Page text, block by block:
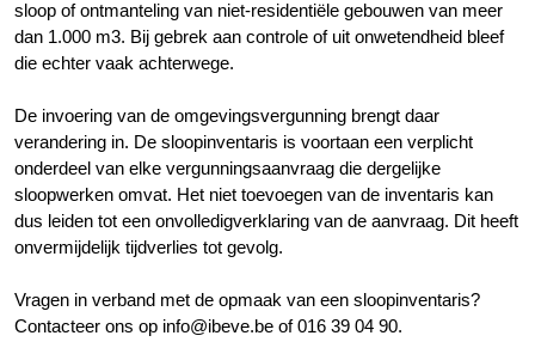
sloop of ontmanteling van niet-residentiële gebouwen van meer
dan 1.000 m3. Bij gebrek aan controle of uit onwetendheid bleef
die echter vaak achterwege.
De invoering van de omgevingsvergunning brengt daar
verandering in. De sloopinventaris is voortaan een verplicht
onderdeel van elke vergunningsaanvraag die dergelijke
sloopwerken omvat. Het niet toevoegen van de inventaris kan
dus leiden tot een onvolledigverklaring van de aanvraag. Dit heeft
onvermijdelijk tijdverlies tot gevolg.
Vragen in verband met de opmaak van een sloopinventaris?
Contacteer ons op info@ibeve.be of 016 39 04 90.